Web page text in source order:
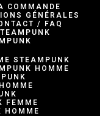
COMMANDE
GÉNÉRALES
/ FAQ
STEAMPUNK
HOMME
FEMME
HOMME